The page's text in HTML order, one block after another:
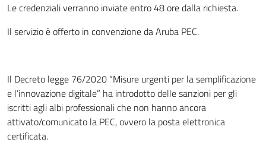
Le credenziali verranno inviate entro 48 ore dalla richiesta.
Il servizio è offerto in convenzione da Aruba PEC.
Il Decreto legge 76/2020 “Misure urgenti per la semplificazione
e l’innovazione digitale” ha introdotto delle sanzioni per gli
iscritti agli albi professionali che non hanno ancora
attivato/comunicato la PEC, ovvero la posta elettronica
certificata.